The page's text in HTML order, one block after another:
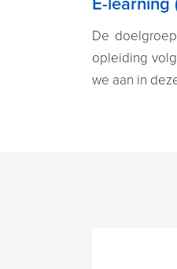
De
opleiding
we aan in